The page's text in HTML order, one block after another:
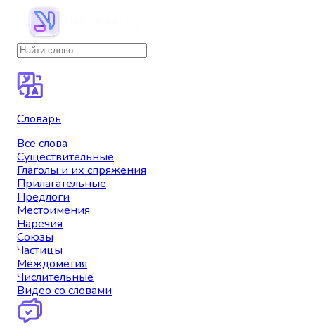
Словарь
Все слова
Существительные
Глаголы и их спряжения
Прилагательные
Предлоги
Местоимения
Наречия
Союзы
Частицы
Междометия
Числительные
Видео со словами